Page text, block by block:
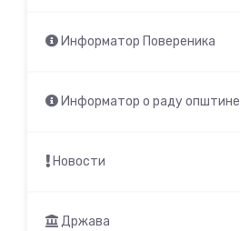
Информатор Повереника
Информатор о раду општине
Новости
Држава